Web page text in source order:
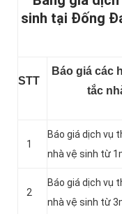
sinh tại Đống
STT
Báo giá các
tắc
1
Báo giá dịch vụ
nhà vệ sinh từ
2
Báo giá dịch vụ
nhà vệ sinh từ